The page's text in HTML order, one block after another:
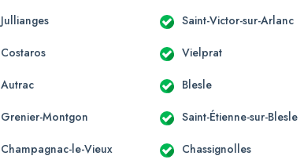
Jullianges Saint-Victor-sur-Arlanc
Costaros Vielprat
Autrac Blesle
Grenier-Montgon Saint-Étienne-sur-Blesle
Champagnac-le-Vieux Chassignolles